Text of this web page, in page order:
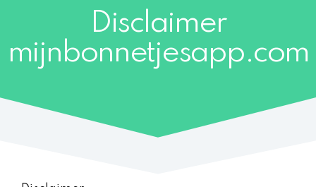
Disclaimer
mijnbonnetjesapp.com